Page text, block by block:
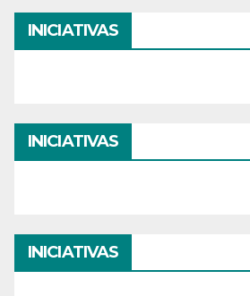
INICIATIVAS
INICIATIVAS
INICIATIVAS